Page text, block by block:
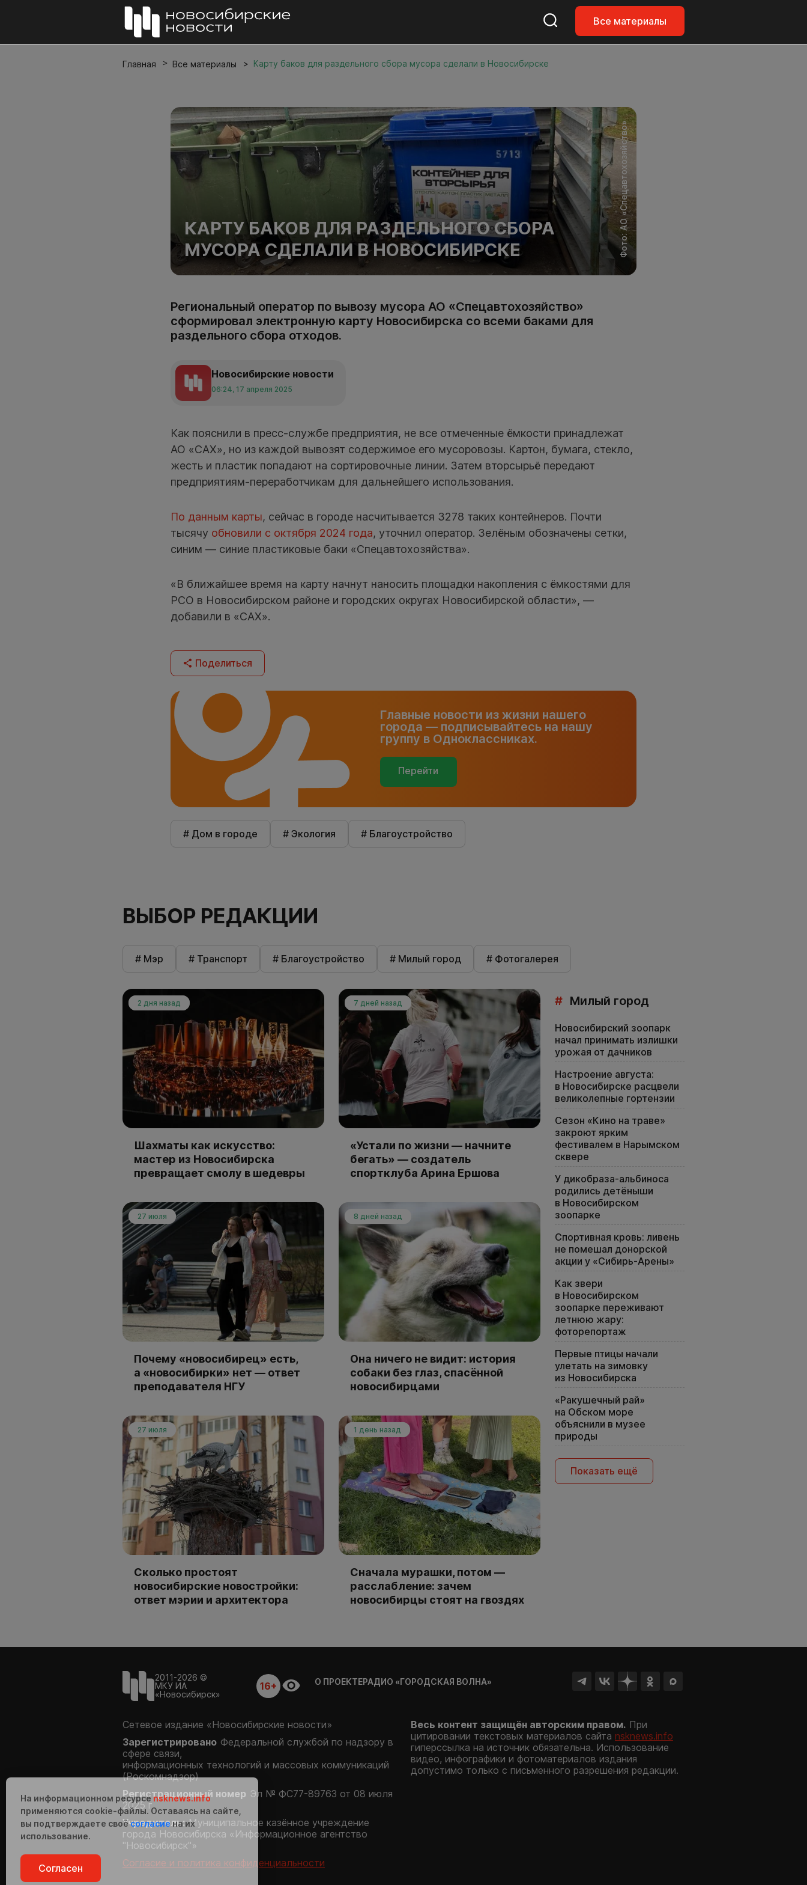
Все материалы
Главная Все материалы Карту баков для раздельного сбора мусора сделали в Новосибирске
Фото: АО «Спецавтохозяйство»
КАРТУ БАКОВ ДЛЯ РАЗДЕЛЬНОГО СБОРА
МУСОРА СДЕЛАЛИ В НОВОСИБИРСКЕ
Региональный оператор по вывозу мусора АО «Спецавтохозяйство»
сформировал электронную карту Новосибирска со всеми баками для
раздельного сбора отходов.
Новосибирские новости
06:24, 17 апреля 2025
Как пояснили в пресс-службе предприятия, не все отмеченные ёмкости принадлежат
АО «САХ», но из каждой вывозят содержимое его мусоровозы. Картон, бумага, стекло,
жесть и пластик попадают на сортировочные линии. Затем вторсырьё передают
предприятиям-переработчикам для дальнейшего использования.
По данным карты, сейчас в городе насчитывается 3278 таких контейнеров. Почти
тысячу обновили с октября 2024 года, уточнил оператор. Зелёным обозначены сетки,
синим — синие пластиковые баки «Спецавтохозяйства».
«В ближайшее время на карту начнут наносить площадки накопления с ёмкостями для
РСО в Новосибирском районе и городских округах Новосибирской области», —
добавили в «САХ».
Поделиться
Главные новости из жизни нашего
города — подписывайтесь на нашу
группу в Одноклассниках.
Перейти
# Дом в городе # Экология # Благоустройство
ВЫБОР РЕДАКЦИИ
# Мэр # Транспорт # Благоустройство # Милый город # Фотогалерея
2 дня назад
Шахматы как искусство:
мастер из Новосибирска
превращает смолу в шедевры
7 дней назад
«Устали по жизни — начните
бегать» — создатель
спортклуба Арина Ершова
27 июля
Почему «новосибирец» есть,
а «новосибирки» нет — ответ
преподавателя НГУ
8 дней назад
Она ничего не видит: история
собаки без глаз, спасённой
новосибирцами
27 июля
Сколько простоят
новосибирские новостройки:
ответ мэрии и архитектора
1 день назад
Сначала мурашки, потом —
расслабление: зачем
новосибирцы стоят на гвоздях
# Милый город
Новосибирский зоопарк
начал принимать излишки
урожая от дачников
Настроение августа:
в Новосибирске расцвели
великолепные гортензии
Сезон «Кино на траве»
закроют ярким
фестивалем в Нарымском
сквере
У дикобраза-альбиноса
родились детёныши
в Новосибирском
зоопарке
Спортивная кровь: ливень
не помешал донорской
акции у «Сибирь-Арены»
Как звери
в Новосибирском
зоопарке переживают
летнюю жару:
фоторепортаж
Первые птицы начали
улетать на зимовку
из Новосибирска
«Ракушечный рай»
на Обском море
объяснили в музее
природы
Показать ещё
2011-2026 ©
МКУ ИА
«Новосибирск»
16+ О ПРОЕКТЕРАДИО «ГОРОДСКАЯ ВОЛНА»
Сетевое издание «Новосибирские новости»
Зарегистрировано Федеральной службой по надзору в
сфере связи,
информационных технологий и массовых коммуникаций
(Роскомнадзор)
Регистрационный номер Эл № ФС77-89763 от 08 июля
2025 г.
Учредитель: Муниципальное казённое учреждение
города Новосибирска «Информационное агентство
"Новосибирск"»
Согласие и политика конфиденциальности
Весь контент защищён авторским правом. При
цитировании текстовых материалов сайта nsknews.info
гиперссылка на источник обязательна. Использование
видео, инфографики и фотоматериалов издания
допустимо только с письменного разрешения редакции.
На информационном ресурсе nsknews.info
применяются cookie-файлы. Оставаясь на сайте,
вы подтверждаете своёсогласиена их
использование.
Согласен